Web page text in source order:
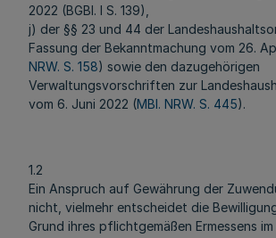
2022 (BGBl. I S. 139),
j) der §§ 23 und 44 der
Fassung der Bekanntmachung vom 26.
NRW. S. 158) sowie den dazugehörigen
Verwaltungsvorschriften zur
vom 6. Juni 2022 (MBl. NRW. S. 445).
1.2
Ein Anspruch auf Gewährung der
nicht, vielmehr entscheidet die
Grund ihres pflichtgemäßen Ermessens im